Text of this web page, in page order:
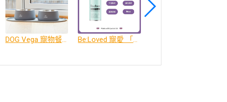
DOG Vega 寵物餐碗、餐碗墊 Be:Loved 寵愛 「寵愛森活」 蘆薈天然柔順洗毛精